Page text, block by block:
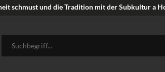
schmust und die Tradition mit der Subkultur a